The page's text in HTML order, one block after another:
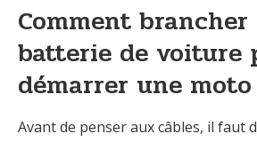
Comment
batterie de voiture
démarrer une moto
Avant de penser aux câbles, il faut